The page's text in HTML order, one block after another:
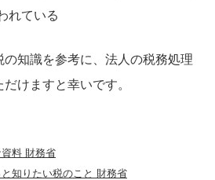
れている
知識を参考に、法人の税務処理
けますと幸いです。
料 財務省
知りたい税のこと 財務省